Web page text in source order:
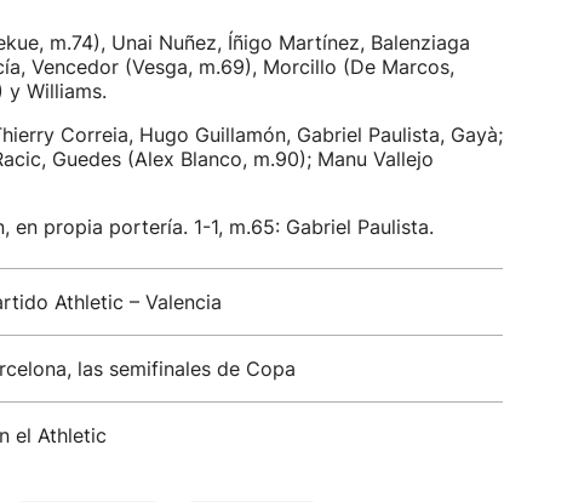
m.74), Unai Nuñez, Íñigo Martínez, Balenziaga
Vencedor (Vesga, m.69), Morcillo (De Marcos,
y Williams.
Correia, Hugo Guillamón, Gabriel Paulista, Gayà;
Guedes (Alex Blanco, m.90); Manu Vallejo
en propia portería. 1-1, m.65: Gabriel Paulista.
Athletic – Valencia
las semifinales de Copa
el Athletic